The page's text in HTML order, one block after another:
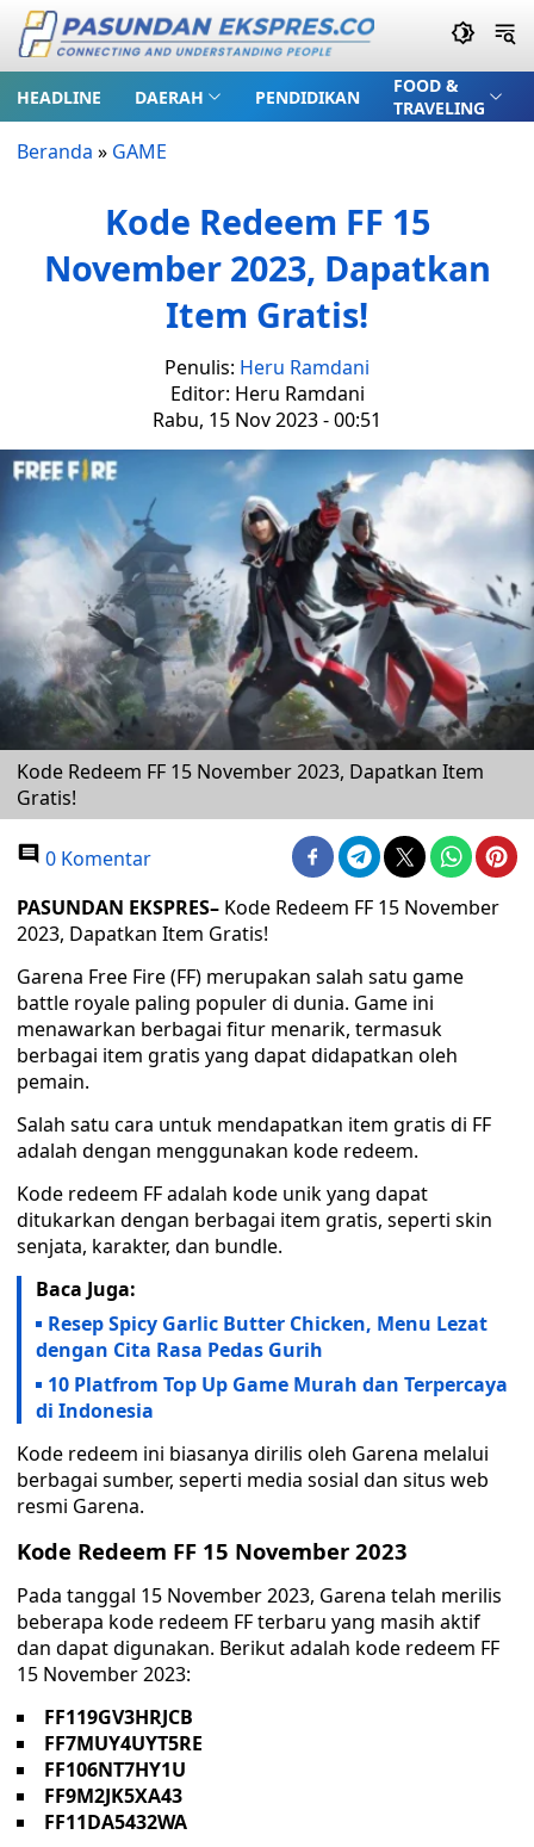
HEADLINE DAERAH PENDIDIKAN
FOOD &
TRAVELING
Beranda » GAME
Kode Redeem FF 15
November 2023, Dapatkan
Item Gratis!
Penulis: Heru Ramdani
Editor: Heru Ramdani
Rabu, 15 Nov 2023 - 00:51
Kode Redeem FF 15 November 2023, Dapatkan Item
Gratis!
0 Komentar
PASUNDAN EKSPRES– Kode Redeem FF 15 November
2023, Dapatkan Item Gratis!
Garena Free Fire (FF) merupakan salah satu game
battle royale paling populer di dunia. Game ini
menawarkan berbagai fitur menarik, termasuk
berbagai item gratis yang dapat didapatkan oleh
pemain.
Salah satu cara untuk mendapatkan item gratis di FF
adalah dengan menggunakan kode redeem.
Kode redeem FF adalah kode unik yang dapat
ditukarkan dengan berbagai item gratis, seperti skin
senjata, karakter, dan bundle.
Baca Juga:
Resep Spicy Garlic Butter Chicken, Menu Lezat
dengan Cita Rasa Pedas Gurih
10 Platfrom Top Up Game Murah dan Terpercaya
di Indonesia
Kode redeem ini biasanya dirilis oleh Garena melalui
berbagai sumber, seperti media sosial dan situs web
resmi Garena.
Kode Redeem FF 15 November 2023
Pada tanggal 15 November 2023, Garena telah merilis
beberapa kode redeem FF terbaru yang masih aktif
dan dapat digunakan. Berikut adalah kode redeem FF
15 November 2023:
FF119GV3HRJCB
FF7MUY4UYT5RE
FF106NT7HY1U
FF9M2JK5XA43
FF11DA5432WA